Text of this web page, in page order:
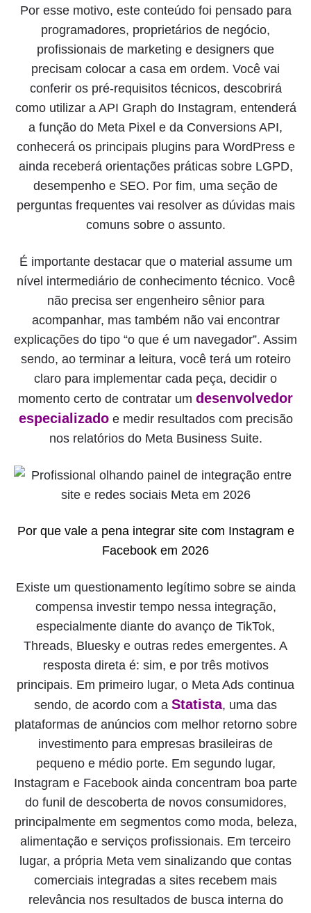
Por esse motivo, este conteúdo foi pensado para
programadores, proprietários de negócio,
profissionais de marketing e designers que
precisam colocar a casa em ordem. Você vai
conferir os pré-requisitos técnicos, descobrirá
como utilizar a API Graph do Instagram, entenderá
a função do Meta Pixel e da Conversions API,
conhecerá os principais plugins para WordPress e
ainda receberá orientações práticas sobre LGPD,
desempenho e SEO. Por fim, uma seção de
perguntas frequentes vai resolver as dúvidas mais
comuns sobre o assunto.
É importante destacar que o material assume um
nível intermediário de conhecimento técnico. Você
não precisa ser engenheiro sênior para
acompanhar, mas também não vai encontrar
explicações do tipo “o que é um navegador”. Assim
sendo, ao terminar a leitura, você terá um roteiro
claro para implementar cada peça, decidir o
momento certo de contratar um desenvolvedor
especializadoe medir resultados com precisão
nos relatórios do Meta Business Suite.
Por que vale a pena integrar site com Instagram e
Facebook em 2026
Existe um questionamento legítimo sobre se ainda
compensa investir tempo nessa integração,
especialmente diante do avanço de TikTok,
Threads, Bluesky e outras redes emergentes. A
resposta direta é: sim, e por três motivos
principais. Em primeiro lugar, o Meta Ads continua
sendo, de acordo com a Statista, uma das
plataformas de anúncios com melhor retorno sobre
investimento para empresas brasileiras de
pequeno e médio porte. Em segundo lugar,
Instagram e Facebook ainda concentram boa parte
do funil de descoberta de novos consumidores,
principalmente em segmentos como moda, beleza,
alimentação e serviços profissionais. Em terceiro
lugar, a própria Meta vem sinalizando que contas
comerciais integradas a sites recebem mais
relevância nos resultados de busca interna do